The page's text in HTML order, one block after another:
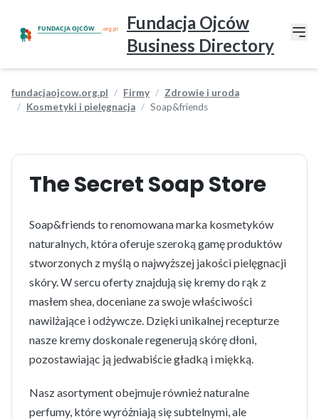
Fundacja Ojców
Business Directory
fundacjaojcow.org.pl Firmy
Zdrowie i uroda
Kosmetyki i pielęgnacja
Soap&friends
The Secret Soap Store
Soap&friends to renomowana marka kosmetyków
naturalnych, która oferuje szeroką gamę produktów
stworzonych z myślą o najwyższej jakości pielęgnacji
skóry. W sercu oferty znajdują się kremy do rąk z
masłem shea, doceniane za swoje właściwości
nawilżające i odżywcze. Dzięki unikalnej recepturze
nasze kremy doskonale regenerują skórę dłoni,
pozostawiając ją jedwabiście gładką i miękką.
Nasz asortyment obejmuje również naturalne
perfumy, które wyróżniają się subtelnymi, ale